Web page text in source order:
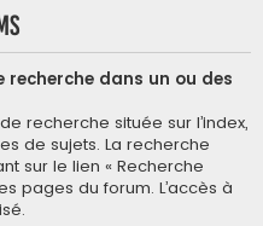
dans un ou des
recherche située sur l’index,
de sujets. La recherche
sur le lien « Recherche
pages du forum. L’accès à